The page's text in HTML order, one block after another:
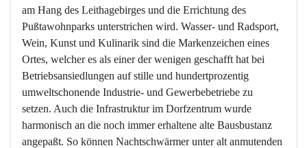
am Hang des Leithagebirges und die Errichtung des
Pußtawohnparks unterstrichen wird. Wasser- und Radsport,
Wein, Kunst und Kulinarik sind die Markenzeichen eines
Ortes, welcher es als einer der wenigen geschafft hat bei
Betriebsansiedlungen auf stille und hundertprozentig
umweltschonende Industrie- und Gewerbebetriebe zu
setzen. Auch die Infrastruktur im Dorfzentrum wurde
harmonisch an die noch immer erhaltene alte Bausbustanz
angepaßt. So können Nachtschwärmer unter alt anmutenden